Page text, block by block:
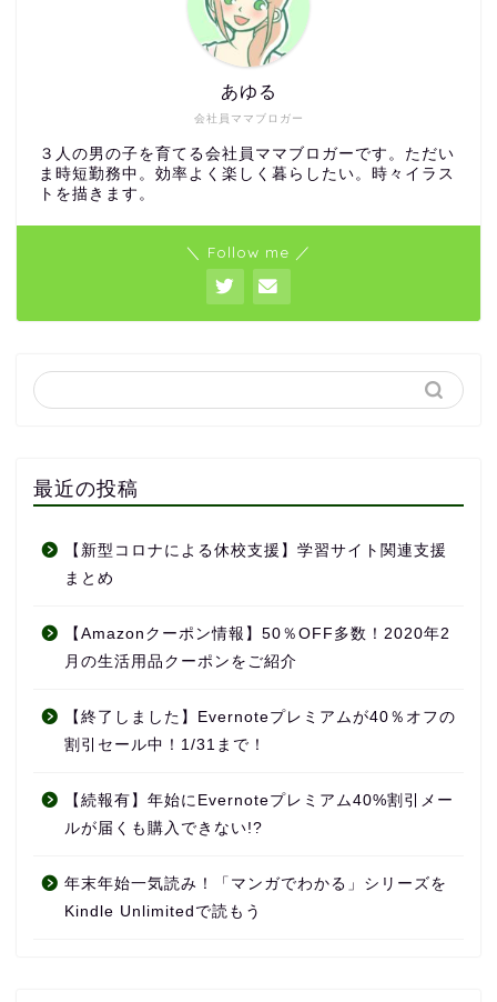
会社員ママブロガー
あゆる
３人の男の子を育てる会社員ママブロガーです。ただい
ま時短勤務中。効率よく楽しく暮らしたい。時々イラス
トを描きます。
＼ Follow me ／
最近の投稿
【新型コロナによる休校支援】学習サイト関連支援
まとめ
【Amazonクーポン情報】50％OFF多数！2020年2
月の生活用品クーポンをご紹介
【終了しました】Evernoteプレミアムが40％オフの
割引セール中！1/31まで！
【続報有】年始にEvernoteプレミアム40%割引メー
ルが届くも購入できない!?
年末年始一気読み！「マンガでわかる」シリーズを
Kindle Unlimitedで読もう